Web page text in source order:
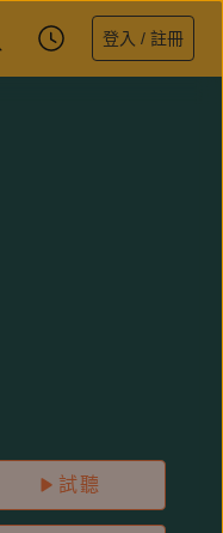
登入 / 註冊
試聽